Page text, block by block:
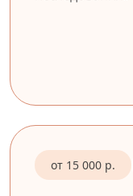
от 15 000 р.